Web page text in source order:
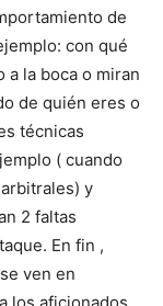
de
con qué
a la boca o miran
de quién eres o
técnicas
( cuando
y
2 faltas
En fin ,
ven en